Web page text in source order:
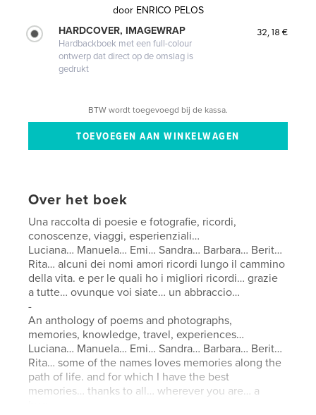
door ENRICO PELOS
HARDCOVER, IMAGEWRAP
Hardbackboek met een full-colour
ontwerp dat direct op de omslag is
gedrukt
32,18 €
BTW wordt toegevoegd bij de kassa.
Over het boek
Una raccolta di poesie e fotografie, ricordi,
conoscenze, viaggi, esperienziali…
Luciana… Manuela… Emi… Sandra… Barbara… Berit…
Rita… alcuni dei nomi amori ricordi lungo il cammino
della vita. e per le quali ho i migliori ricordi… grazie
a tutte… ovunque voi siate… un abbraccio…
-
An anthology of poems and photographs,
memories, knowledge, travel, experiences…
Luciana… Manuela… Emi… Sandra… Barbara… Berit…
Rita… some of the names loves memories along the
path of life. and for which I have the best
memories… thanks to all… wherever you are… a